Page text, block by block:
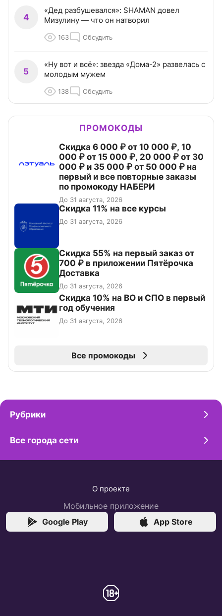
4
«Дед разбушевался»: SHAMAN довел
Мизулину — что он натворил
163 Обсудить
5
«Ну вот и всё»: звезда «Дома-2» развелась с
молодым мужем
138 Обсудить
ПРОМОКОДЫ
Скидка 6 000 ₽ от 10 000 ₽, 10
000 ₽ от 15 000 ₽, 20 000 ₽ от 30
000 ₽ и 35 000 ₽ от 50 000 ₽ на
первый и все повторные заказы
по промокоду НАБЕРИ
До 31 августа, 2026
Скидка 11% на все курсы
До 31 августа, 2026
Скидка 55% на первый заказ от
700 ₽ в приложении Пятёрочка
Доставка
До 31 августа, 2026
Скидка 10% на ВО и СПО в первый
год обучения
До 31 августа, 2026
Все промокоды
Рубрики
Все города сети
О проекте
Мобильное приложение
Google Play
App Store